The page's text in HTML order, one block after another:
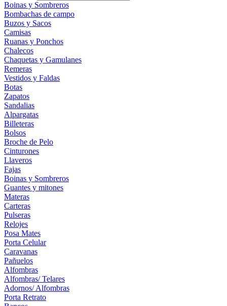
Boinas y Sombreros
Bombachas de campo
Buzos y Sacos
Camisas
Ruanas y Ponchos
Chalecos
Chaquetas y Gamulanes
Remeras
Vestidos y Faldas
Botas
Zapatos
Sandalias
Alpargatas
Billeteras
Bolsos
Broche de Pelo
Cinturones
Llaveros
Fajas
Boinas y Sombreros
Guantes y mitones
Materas
Carteras
Pulseras
Relojes
Posa Mates
Porta Celular
Caravanas
Pañuelos
Alfombras
Alfombras/ Telares
Adornos/ Alfombras
Porta Retrato